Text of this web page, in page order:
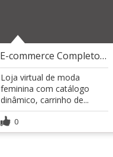
E-commerce Completo com Carrinho e Catálogo
Loja virtual de moda
feminina com catálogo
dinâmico, carrinho de...
0